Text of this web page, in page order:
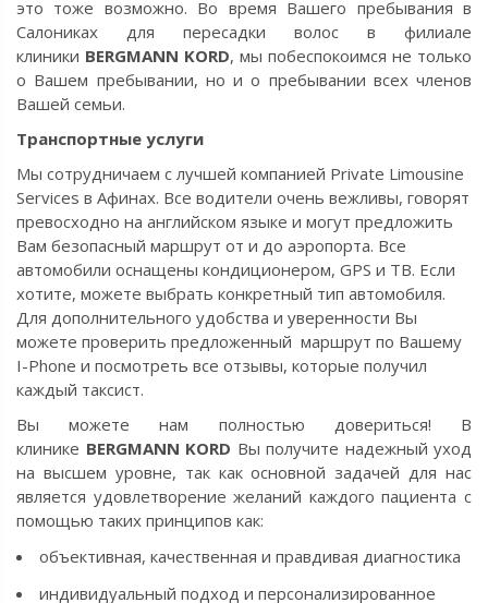
это тоже возможно. Во время Вашего пребывания в
Салониках для пересадки волос в филиале
клиники BERGMANN KORD, мы побеспокоимся не только
о Вашем пребывании, но и о пребывании всех членов
Вашей семьи.
Транспортные услуги
Мы сотрудничаем с лучшей компанией Private Limousine
Services в Афинах. Все водители очень вежливы, говорят
превосходно на английском языке и могут предложить
Вам безопасный маршрут от и до аэропорта. Все
автомобили оснащены кондиционером, GPS и ТВ. Если
хотите, можете выбрать конкретный тип автомобиля.
Для дополнительного удобства и уверенности Вы
можете проверить предложенный маршрут по Вашему
I-Phone и посмотреть все отзывы, которые получил
каждый таксист.
Вы можете нам полностью довериться! В
клинике BERGMANN KORD Вы получите надежный уход
на высшем уровне, так как основной задачей для нас
является удовлетворение желаний каждого пациента с
помощью таких принципов как:
объективная, качественная и правдивая диагностика
индивидуальный подход и персонализированное